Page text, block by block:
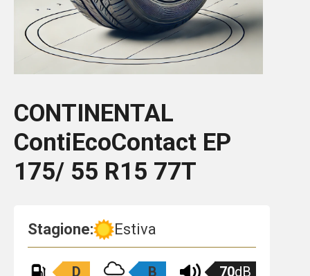
CONTINENTAL
ContiEcoContact EP
175/ 55 R15 77T
Stagione: Estiva
D B 70dB